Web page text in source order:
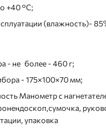
+40 °С;
(влажность)-
- не более - 460 г;
- 175×100×70 мм;
Манометр с
упаковка